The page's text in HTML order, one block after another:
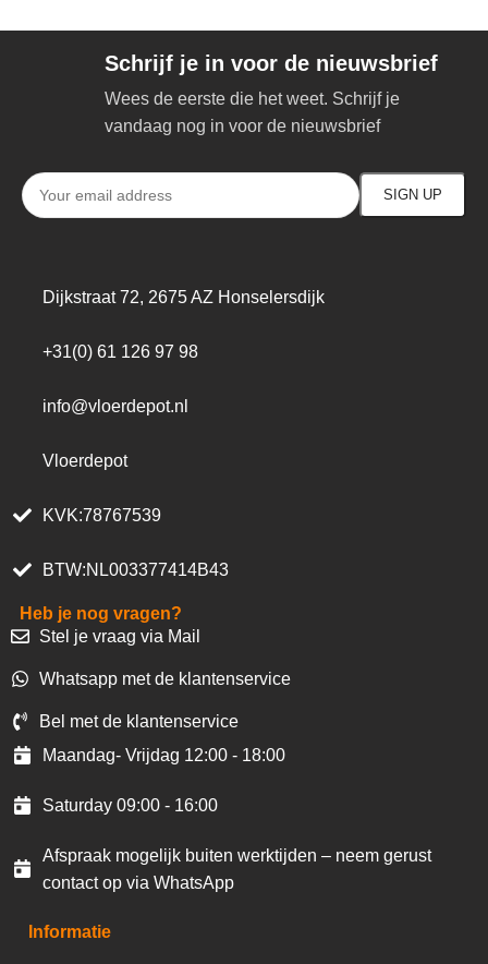
Schrijf je in voor de nieuwsbrief
Wees de eerste die het weet. Schrijf je
vandaag nog in voor de nieuwsbrief
Dijkstraat 72, 2675 AZ Honselersdijk
+31(0) 61 126 97 98
info@vloerdepot.nl
Vloerdepot
KVK:78767539
BTW:NL003377414B43
Heb je nog vragen?
Stel je vraag via Mail
Whatsapp met de klantenservice
Bel met de klantenservice
Maandag- Vrijdag 12:00 - 18:00
Saturday 09:00 - 16:00
Afspraak mogelijk buiten werktijden – neem gerust
contact op via WhatsApp
Informatie